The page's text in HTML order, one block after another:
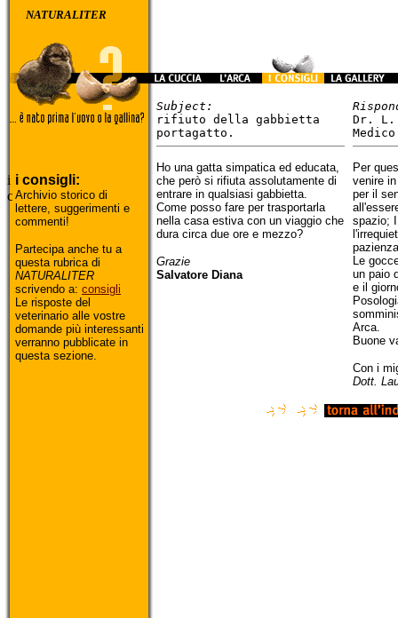
NATURALITER
i consigli:
Archivio storico di
lettere, suggerimenti e
commenti!
Partecipa anche tu a
questa rubrica di
NATURALITER
scrivendo a: consigli
Le risposte del
veterinario alle vostre
domande più interessanti
verranno pubblicate in
questa sezione.
Subject:
rifiuto della gabbietta
portagatto.
Ho una gatta simpatica ed educata,
che però si rifiuta assolutamente di
entrare in qualsiasi gabbietta.
Come posso fare per trasportarla
nella casa estiva con un viaggio che
dura circa due ore e mezzo?
Grazie
Salvatore Diana
Dr. L.
Per
venire
per il
spazio;
Le
un paio
e il
Arca.
Buone
Con i
Dott.